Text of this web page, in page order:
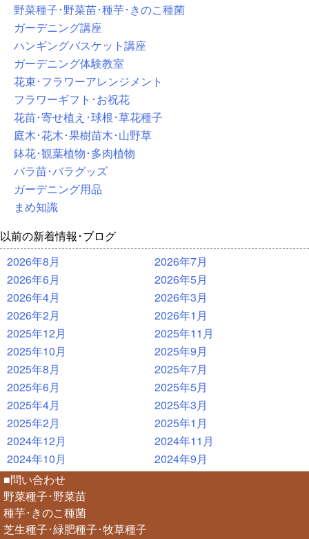
野菜種子･野菜苗･種芋･きのこ種菌
ガーデニング講座
ハンギングバスケット講座
ガーデニング体験教室
花束･フラワーアレンジメント
フラワーギフト･お祝花
花苗･寄せ植え･球根･草花種子
庭木･花木･果樹苗木･山野草
鉢花･観葉植物･多肉植物
バラ苗･バラグッズ
ガーデニング用品
まめ知識
以前の新着情報･ブログ
2026年8月
2026年7月
2026年6月
2026年5月
2026年4月
2026年3月
2026年2月
2026年1月
2025年12月
2025年11月
2025年10月
2025年9月
2025年8月
2025年7月
2025年6月
2025年5月
2025年4月
2025年3月
2025年2月
2025年1月
2024年12月
2024年11月
2024年10月
2024年9月
■問い合わせ
野菜種子･野菜苗
種芋･きのこ種菌
芝生種子･緑肥種子･牧草種子